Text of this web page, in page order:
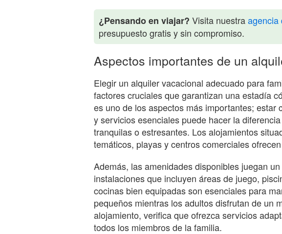
¿Pensando en viajar? Visita nuestraagencia
presupuesto gratis y sin compromiso.
Aspectos importantes de un
Elegir un alquiler vacacional adecuado para
factores cruciales que garantizan una estadía
es uno de los aspectos más importantes; estar
y servicios esenciales puede hacer la
tranquilas o estresantes. Los alojamientos
temáticos, playas y centros comerciales
Además, las amenidades disponibles juegan
instalaciones que incluyen áreas de juego,
cocinas bien equipadas son esenciales para
pequeños mientras los adultos disfrutan de un
alojamiento, verifica que ofrezca servicios
todos los miembros de la familia.